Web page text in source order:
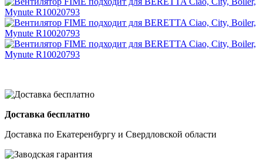
Доставка бесплатно
Доставка по Екатеренбургу и Свердловской области